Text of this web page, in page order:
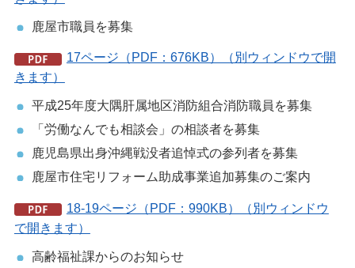
鹿屋市職員を募集
17ページ（PDF：676KB）（別ウィンドウで開
きます）
平成25年度大隅肝属地区消防組合消防職員を募集
「労働なんでも相談会」の相談者を募集
鹿児島県出身沖縄戦没者追悼式の参列者を募集
鹿屋市住宅リフォーム助成事業追加募集のご案内
18-19ページ（PDF：990KB）（別ウィンドウ
で開きます）
高齢福祉課からのお知らせ